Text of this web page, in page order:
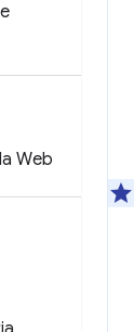
Web